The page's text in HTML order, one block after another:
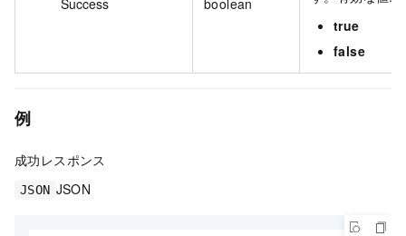
true
false
例
成功レスポンス
JSON JSON